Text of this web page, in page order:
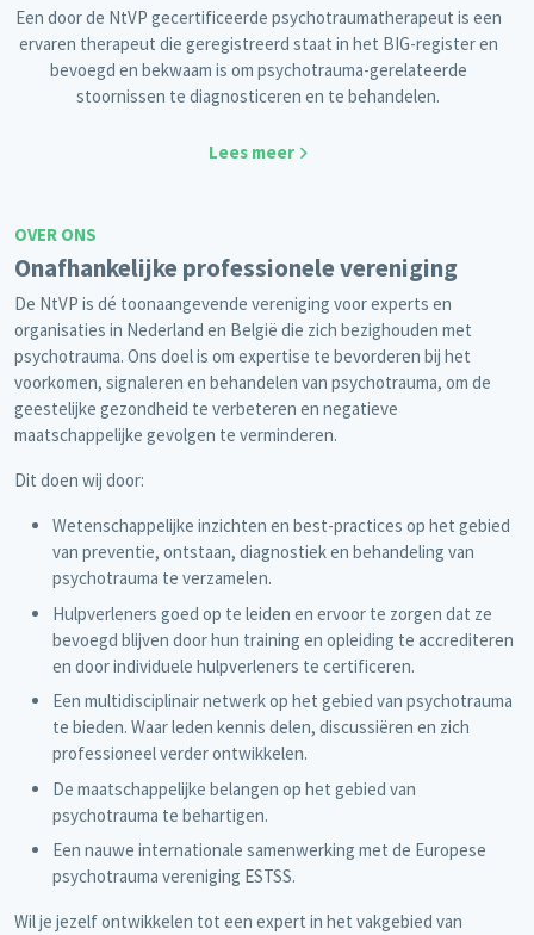
Een door de NtVP gecertificeerde psychotraumatherapeut is een
ervaren therapeut die geregistreerd staat in het BIG-register en
bevoegd en bekwaam is om psychotrauma-gerelateerde
stoornissen te diagnosticeren en te behandelen.
Lees meer
OVER ONS
Onafhankelijke professionele vereniging
De NtVP is dé toonaangevende vereniging voor experts en
organisaties in Nederland en België die zich bezighouden met
psychotrauma. Ons doel is om expertise te bevorderen bij het
voorkomen, signaleren en behandelen van psychotrauma, om de
geestelijke gezondheid te verbeteren en negatieve
maatschappelijke gevolgen te verminderen.
Dit doen wij door:
Wetenschappelijke inzichten en best-practices op het gebied
van preventie, ontstaan, diagnostiek en behandeling van
psychotrauma te verzamelen.
Hulpverleners goed op te leiden en ervoor te zorgen dat ze
bevoegd blijven door hun training en opleiding te accrediteren
en door individuele hulpverleners te certificeren.
Een multidisciplinair netwerk op het gebied van psychotrauma
te bieden. Waar leden kennis delen, discussiëren en zich
professioneel verder ontwikkelen.
De maatschappelijke belangen op het gebied van
psychotrauma te behartigen.
Een nauwe internationale samenwerking met de Europese
psychotrauma vereniging ESTSS.
Wil je jezelf ontwikkelen tot een expert in het vakgebied van